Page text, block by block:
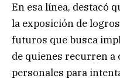
En esa línea, destacó
la exposición de
futuros que busca
de quienes recurren
personales para